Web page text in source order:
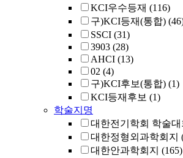
KCI우수등재 (116)
구)KCI등재(통합)
SSCI (31)
3903 (28)
AHCI (13)
02 (4)
구)KCI후보(통합) (1)
KCI등재후보 (1)
학술지명
대한전기학회 학술대
대한정형외과학회지
대한안과학회지 (165)